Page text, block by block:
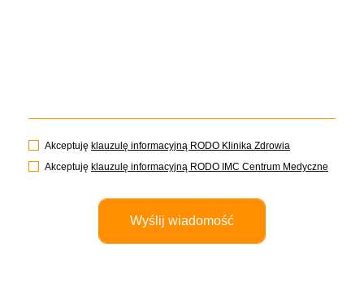
Akceptuję klauzulę informacyjną RODO Klinika Zdrowia
Akceptuję klauzulę informacyjną RODO IMC Centrum Medyczne